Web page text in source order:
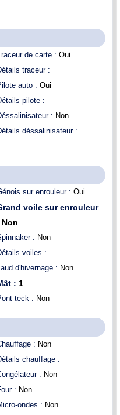
de carte : Oui
traceur :
auto : Oui
pilote :
: Non
déssalinisateur :
sur enrouleur : Oui
voile sur enrouleur
Non
: Non
voiles :
d'hivernage : Non
: 1
teck : Non
: Non
chauffage :
: Non
: Non
ondes : Non